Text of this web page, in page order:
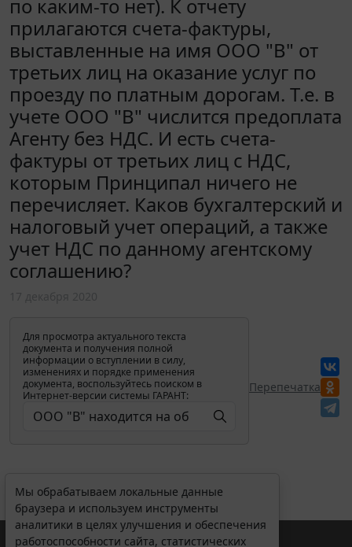
по каким-то нет). К отчету
прилагаются счета-фактуры,
выставленные на имя ООО "В" от
третьих лиц на оказание услуг по
проезду по платным дорогам. Т.е. в
учете ООО "В" числится предоплата
Агенту без НДС. И есть счета-
фактуры от третьих лиц с НДС,
которым Принципал ничего не
перечисляет. Каков бухгалтерский и
налоговый учет операций, а также
учет НДС по данному агентскому
соглашению?
Для просмотра актуального текста
документа и получения полной
информации о вступлении в силу,
изменениях и порядке применения
документа, воспользуйтесь поиском в
Интернет-версии системы ГАРАНТ:
Перепечатка
Мы обрабатываем локальные данные
браузера и используем инструменты
аналитики в целях улучшения и обеспечения
работоспособности сайта, статистических